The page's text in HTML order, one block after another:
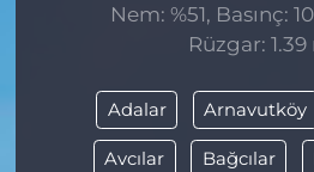
Nem: %51, Basınç:
Rüzgar:
Adalar Arnavutköy
Avcılar Bağcılar